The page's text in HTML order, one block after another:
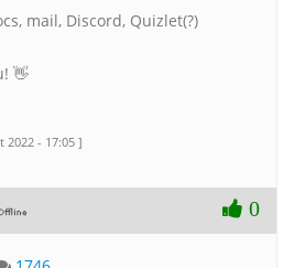
mail, Discord, Quizlet(?)
👋
2022 - 17:05 ]
0